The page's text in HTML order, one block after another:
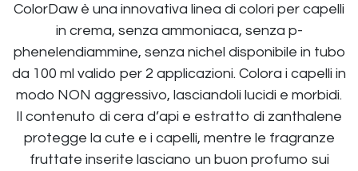
ColorDaw è una innovativa linea di colori per capelli
in crema, senza ammoniaca, senza p-
phenelendiammine, senza nichel disponibile in tubo
da 100 ml valido per 2 applicazioni. Colora i capelli in
modo NON aggressivo, lasciandoli lucidi e morbidi.
Il contenuto di cera d’api e estratto di zanthalene
protegge la cute e i capelli, mentre le fragranze
fruttate inserite lasciano un buon profumo sui